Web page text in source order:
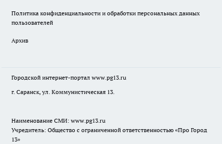
Политика конфиденциальности и обработки персональных данных
пользователей
Архив
Городской интернет-портал www.pg13.ru
г. Саранск, ул. Коммунистическая 13.
Наименование СМИ: www.pg13.ru
Учредитель: Общество с ограниченной ответственностью «Про Город
13»